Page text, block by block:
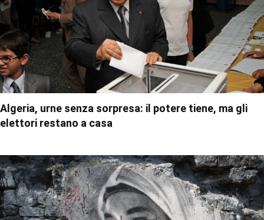
Algeria, urne senza sorpresa: il potere tiene, ma gli
elettori restano a casa